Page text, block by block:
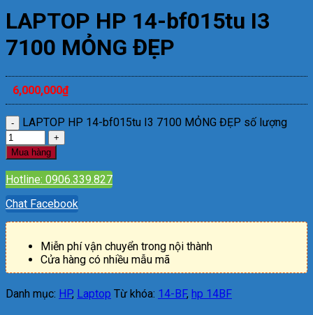
LAPTOP HP 14-bf015tu I3
7100 MỎNG ĐẸP
6,000,000₫
LAPTOP HP 14-bf015tu I3 7100 MỎNG ĐẸP số lượng
Mua hàng
Hotline: 0906.339.827
Chat Facebook
Miễn phí vận chuyển trong nội thành
Cửa hàng có nhiều mẫu mã
Danh mục: HP, Laptop Từ khóa: 14-BF, hp 14BF